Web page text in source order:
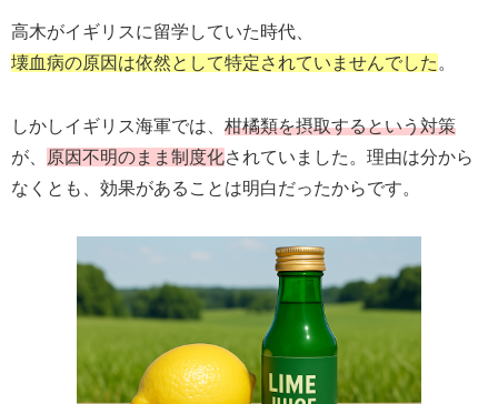
高木がイギリスに留学していた時代、
壊血病の原因は依然として特定されていませんでした 。
しかしイギリス海軍では、 柑橘類を摂取するという対策
が、
原因不明のまま制度化されていました。理由は分から
なくとも、効果があることは明白だったからです。